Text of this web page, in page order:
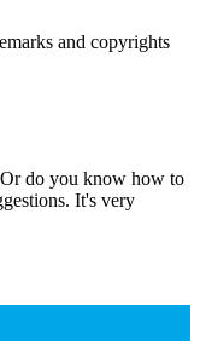
and copyrights
do you know how to
It's very